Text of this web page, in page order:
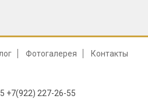
Фотогалерея Контакты
55 +7(922) 227-26-55